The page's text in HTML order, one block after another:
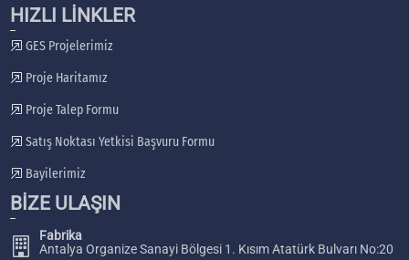
HIZLI LİNKLER
GES Projelerimiz
Proje Haritamız
Proje Talep Formu
Satış Noktası Yetkisi Başvuru Formu
Bayilerimiz
BİZE ULAŞIN
Fabrika
Antalya Organize Sanayi Bölgesi 1. Kısım Atatürk Bulvarı No:20